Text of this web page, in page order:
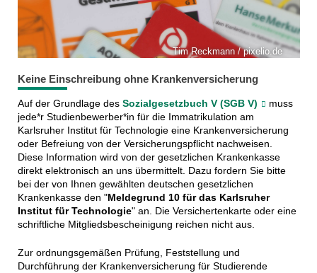
Tim Reckmann / pixelio.de
Keine Einschreibung ohne Krankenversicherung
Auf der Grundlage des Sozialgesetzbuch V (SGB V)
muss
jede*r Studienbewerber*in für die Immatrikulation am
Karlsruher Institut für Technologie eine Krankenversicherung
oder Befreiung von der Versicherungspflicht nachweisen.
Diese Information wird von der gesetzlichen Krankenkasse
direkt elektronisch an uns übermittelt. Dazu fordern Sie bitte
bei der von Ihnen gewählten deutschen gesetzlichen
Krankenkasse den "Meldegrund 10 für das Karlsruher
Institut für Technologie" an. Die Versichertenkarte oder eine
schriftliche Mitgliedsbescheinigung reichen nicht aus.
Zur ordnungsgemäßen Prüfung, Feststellung und
Durchführung der Krankenversicherung für Studierende